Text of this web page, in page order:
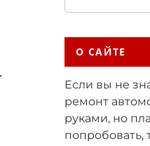
О САЙТЕ
Если вы не
ремонт
руками, но
попробовать,